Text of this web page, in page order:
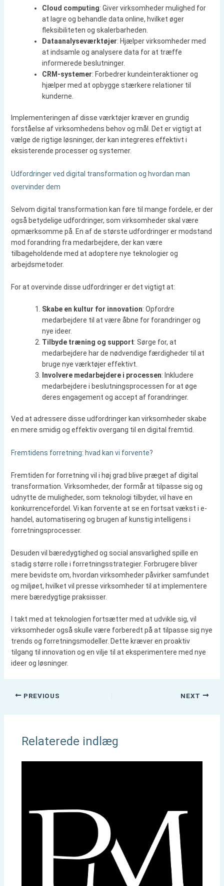
Cloud computing: Giver virksomheder mulighed for
at lagre og behandle data online, hvilket øger
fleksibiliteten og skalerbarheden.
Dataanalyseværktøjer: Hjælper virksomheder med
at indsamle og analysere data for at træffe
informerede beslutninger.
CRM-systemer: Forbedrer kundeinteraktioner og
hjælper med at opbygge stærkere relationer til
kunderne.
Implementeringen af disse værktøjer kræver en grundig
forståelse af virksomhedens behov og mål. Det er vigtigt at
vælge de rigtige løsninger, der kan integreres effektivt i
eksisterende processer og systemer.
Udfordringer ved digital transformation og hvordan man
overvinder dem
Selvom digital transformation kan føre til mange fordele, er der
også betydelige udfordringer, som virksomheder skal være
opmærksomme på. En af de største udfordringer er modstand
mod forandring fra medarbejdere, der kan være
tilbageholdende med at adoptere nye teknologier og
arbejdsmetoder.
For at overvinde disse udfordringer er det vigtigt at:
Skabe en kultur for innovation: Opfordre
medarbejdere til at være åbne for forandringer og
nye ideer.
Tilbyde træning og support: Sørge for, at
medarbejdere har de nødvendige færdigheder til at
bruge nye værktøjer effektivt.
Involvere medarbejdere i processen: Inkludere
medarbejdere i beslutningsprocessen for at øge
deres engagement og accept af forandringer.
Ved at adressere disse udfordringer kan virksomheder skabe
en mere smidig og effektiv overgang til en digital fremtid.
Fremtidens forretning: hvad kan vi forvente?
Fremtiden for forretning vil i høj grad blive præget af digital
transformation. Virksomheder, der formår at tilpasse sig og
udnytte de muligheder, som teknologi tilbyder, vil have en
konkurrencefordel. Vi kan forvente at se en fortsat vækst i e-
handel, automatisering og brugen af kunstig intelligens i
forretningsprocesser.
Desuden vil bæredygtighed og social ansvarlighed spille en
stadig større rolle i forretningsstrategier. Forbrugere bliver
mere bevidste om, hvordan virksomheder påvirker samfundet
og miljøet, hvilket vil presse virksomheder til at implementere
mere bæredygtige praksisser.
I takt med at teknologien fortsætter med at udvikle sig, vil
virksomheder også skulle være forberedt på at tilpasse sig nye
trends og forretningsmodeller. Dette kræver en proaktiv
tilgang til innovation og en vilje til at eksperimentere med nye
ideer og løsninger.
PREVIOUS NEXT
Relaterede indlæg